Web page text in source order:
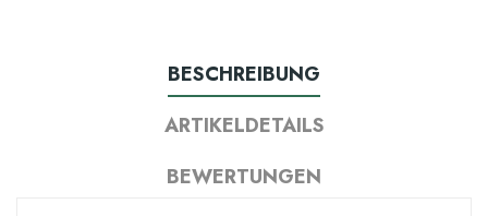
BESCHREIBUNG
ARTIKELDETAILS
BEWERTUNGEN